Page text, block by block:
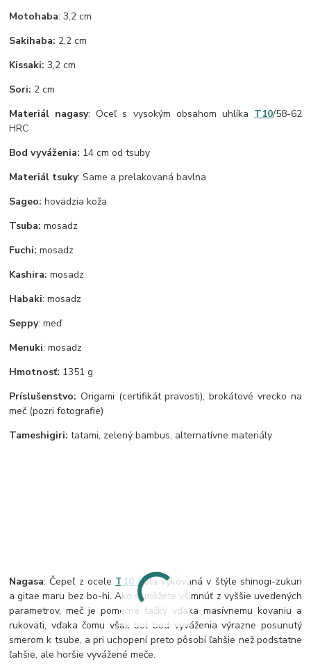
Motohaba: 3,2 cm
Sakihaba: 2,2 cm
Kissaki: 3,2 cm
Sori: 2 cm
Materiál nagasy: Oceľ s vysokým obsahom uhlíka T10/58-62
HRC
Bod vyváženia: 14 cm od tsuby
Materiál tsuky: Same a prelakovaná bavlna
Sageo: hovädzia koža
Tsuba:mosadz
Fuchi: mosadz
Kashira:mosadz
Habaki: mosadz
Seppy: meď
Menuki: mosadz
Hmotnosť: 1351 g
Príslušenstvo: Origami (certifikát pravosti), brokátové vrecko na
meč (pozri fotografie)
Tameshigiri: tatami, zelený bambus, alternatívne materiály
Nagasa: Čepeľ z ocele T10 bola vykovaná v štýle shinogi-zukuri
a gitae maru bez bo-hi. Ako si môžete všimnúť z vyššie uvedených
parametrov, meč je pomerne ťažký vďaka masívnemu kovaniu a
rukoväti, vďaka čomu však bol bod vyváženia výrazne posunutý
smerom k tsube, a pri uchopení preto pôsobí ľahšie než podstatne
ľahšie, ale horšie vyvážené meče.